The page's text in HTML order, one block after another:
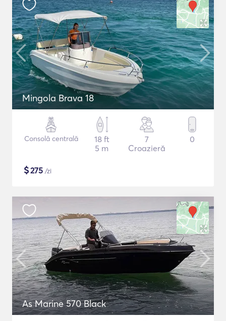
Mingola Brava 18
Consolă centrală
18 ft
5 m
7
Croazieră
0
$275 /zi
As Marine 570 Black